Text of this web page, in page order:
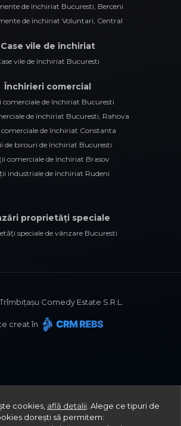
de închiriat Bucuresti, Berceni
de închiriat Voluntari, Central
Case vile de închiriat
vile de închiriat Bucuresti
Închirieri comercial
comerciale de închiriat Bucuresti
de închiriat Bucuresti, Rahova
comerciale de închiriat Constanta
de birouri de închiriat Bucuresti
comerciale de închiriat Brasov
industriale de închiriat Rudeni
proprietăți speciale
speciale de vânzare Bucuresti
Comedy Estate S.R.L.
creat în
cookies, află detalii Alege ce tipuri de
dorești să permitem: